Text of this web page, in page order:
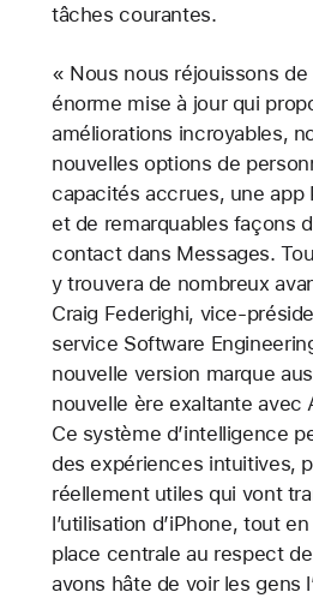
tâches courantes.
« Nous nous réjouissons de
énorme mise à jour qui
améliorations incroyables,
nouvelles options de
capacités accrues, une app
et de remarquables façons
contact dans Messages.
y trouvera de nombreux
Craig Federighi, vice-
service Software
nouvelle version marque
nouvelle ère exaltante avec
Ce système d’intelligence
des expériences intuitives,
réellement utiles qui vont
l’utilisation d’iPhone, tout
place centrale au respect
avons hâte de voir les gens